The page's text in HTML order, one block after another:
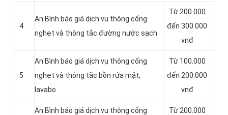
4
An Bình báo giá dịch vụ thông cống
nghẹt và thông tắc đường nước sạch
Từ 200.000
đến 300.000
vnđ
5
An Bình báo giá dịch vụ thông cống
nghẹt và thông tắc bồn rửa mặt,
lavabo
Từ 100.000
đến 200.000
vnđ
An Bình báo giá dịch vụ thông cống
Từ 200.000